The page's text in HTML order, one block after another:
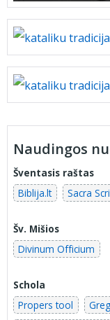
Naudingos
Šventasis raštas
Biblija.lt
Sacra
Šv. Mišios
Divinum Officium
Schola
Propers tool